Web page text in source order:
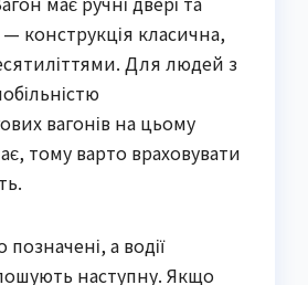
— конструкція класична,
Для людей з
вагонів на цьому
тому варто враховувати
а водії
наступну. Якщо